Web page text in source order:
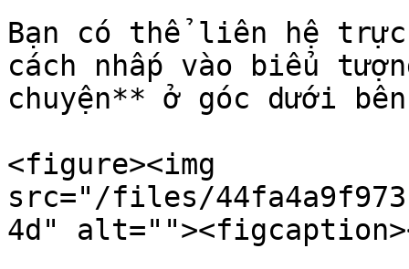
Bạn có thể liên hệ
cách nhấp vào biểu
chuyện** ở góc dưới
<figure><img
src="/files/
4d"